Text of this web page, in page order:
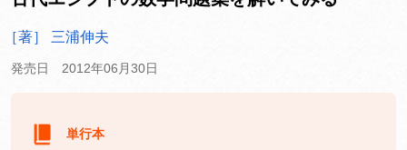
［著］ 三浦伸夫
発売日 2012年06月30日
単行本